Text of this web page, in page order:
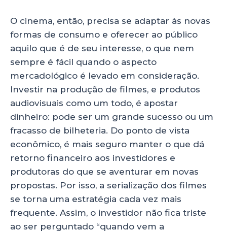
O cinema, então, precisa se adaptar às novas
formas de consumo e oferecer ao público
aquilo que é de seu interesse, o que nem
sempre é fácil quando o aspecto
mercadológico é levado em consideração.
Investir na produção de filmes, e produtos
audiovisuais como um todo, é apostar
dinheiro: pode ser um grande sucesso ou um
fracasso de bilheteria. Do ponto de vista
econômico, é mais seguro manter o que dá
retorno financeiro aos investidores e
produtoras do que se aventurar em novas
propostas. Por isso, a serialização dos filmes
se torna uma estratégia cada vez mais
frequente. Assim, o investidor não fica triste
ao ser perguntado “quando vem a